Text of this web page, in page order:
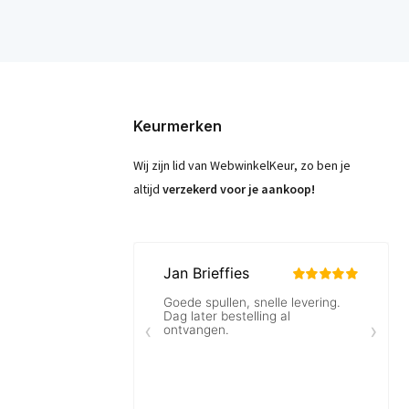
Keurmerken
Wij zijn lid van WebwinkelKeur, zo ben je
altijd verzekerd voor je aankoop!